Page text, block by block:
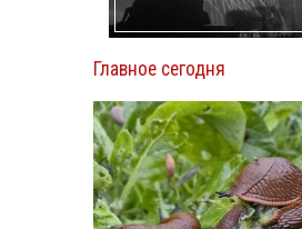
Главное сегодня